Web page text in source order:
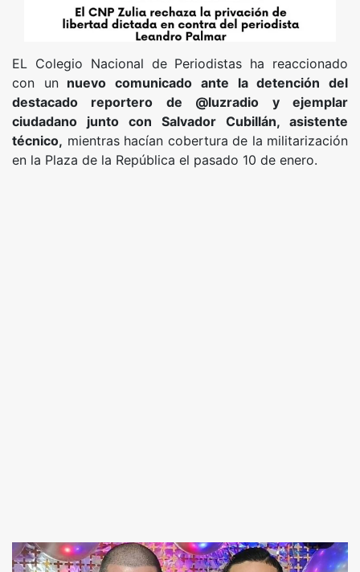
EL Colegio Nacional de Periodistas ha reaccionado
con unnuevo comunicado ante la detención del
destacado reportero de @luzradio y ejemplar
ciudadano junto con Salvador Cubillán, asistente
técnico, mientras hacían cobertura de la militarización
en la Plaza de la República el pasado 10 de enero.